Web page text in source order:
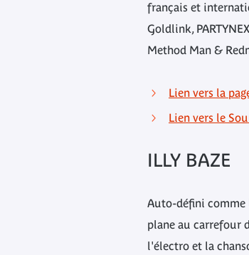
français et
Goldlink,
Method Man &
Lien vers la
Lien vers le
ILLY BAZE
Auto-défini
plane au carrefour
l'électro et la